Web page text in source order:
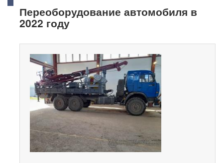
Переоборудование автомобиля в
2022 году